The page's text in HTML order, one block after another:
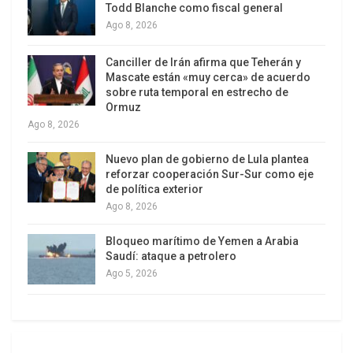
las movilizaciones populares exigiendo el
adelanto de las elecciones.
Otárola ofreció “una gestión dialogante”, pero su
respaldo público a la represión y un discurso de
criminalización de las protestas populares juegan
en contra de ese llamado al diálogo.
Todd Blanche como fiscal general
Ago 8, 2026
Canciller de Irán afirma que Teherán y
Mascate están «muy cerca» de acuerdo
sobre ruta temporal en estrecho de
Ormuz
Ago 8, 2026
Nuevo plan de gobierno de Lula plantea
reforzar cooperación Sur-Sur como eje
de política exterior
Ago 8, 2026
Bloqueo marítimo de Yemen a Arabia
Saudí: ataque a petrolero
Ago 5, 2026